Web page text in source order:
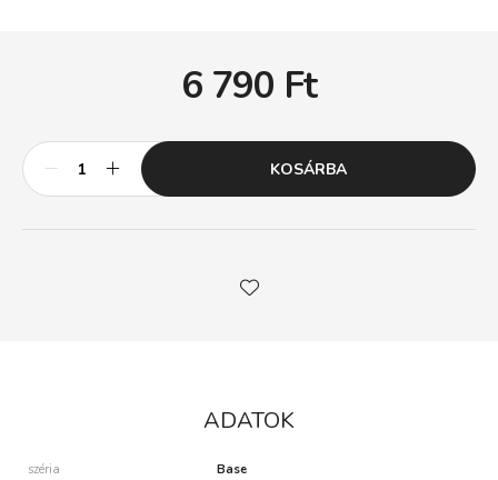
6 790 Ft
KOSÁRBA
ADATOK
széria Base